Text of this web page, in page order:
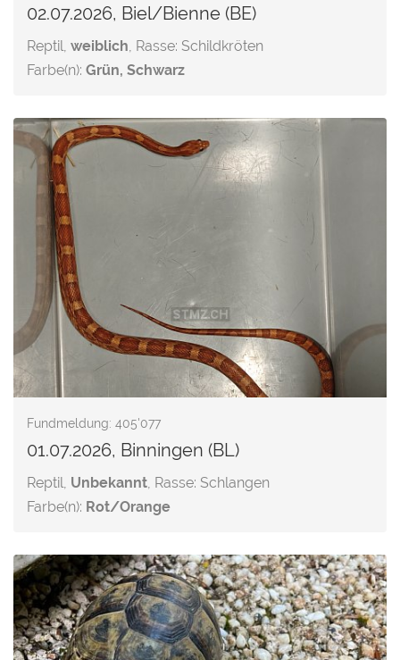
02.07.2026, Biel/Bienne (BE)
Reptil, weiblich, Rasse: Schildkröten
Farbe(n): Grün, Schwarz
Fundmeldung: 405'077
01.07.2026, Binningen (BL)
Reptil, Unbekannt, Rasse: Schlangen
Farbe(n): Rot/Orange